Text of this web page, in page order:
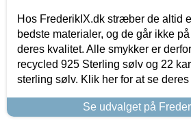
Hos FrederikIX.dk stræber de altid
bedste materialer, og de går ikke
deres kvalitet. Alle smykker er
recycled 925 Sterling sølv og 22
sterling sølv. Klik her for at se
Se udvalget på